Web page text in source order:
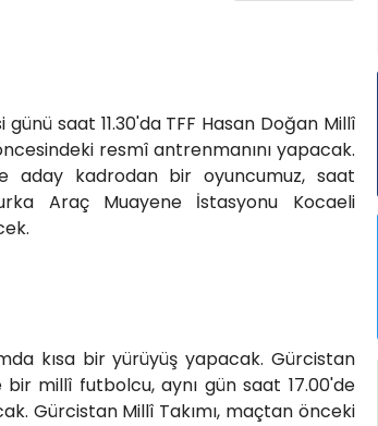
günü saat 11.30'da TFF Hasan Doğan Millî
resmî antrenmanını yapacak.
aday kadrodan bir oyuncumuz, saat
Araç Muayene İstasyonu Kocaeli
kısa bir yürüyüş yapacak. Gürcistan
bir millî futbolcu, aynı gün saat 17.00'de
Gürcistan Millî Takımı, maçtan önceki